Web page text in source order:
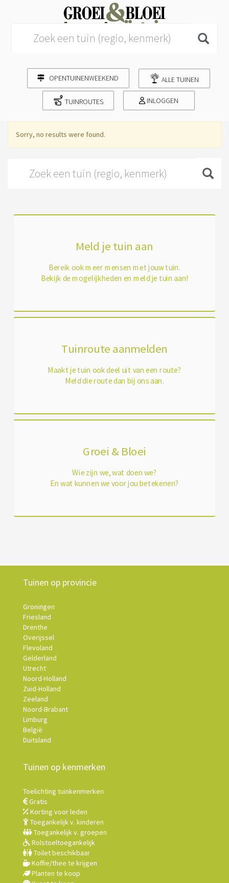
OPENTUINENWEEKEND ALLE TUINEN
TUINROUTES INLOGGEN
Sorry, no results were found.
Meld je tuin aan
Bereik ook meer mensen met jouw tuin.
Bekijk de mogelijkheden en meld je tuin aan!
Tuinroute aanmelden
Maakt je tuin ook deel uit van een route?
Meld die route dan bij ons aan.
Groei & Bloei
Wie zijn we, wat doen we?
En wat kunnen we voor jou betekenen?
Tuinen op provincie
Groningen
Friesland
Drenthe
Overijssel
Flevoland
Gelderland
Utrecht
Noord-Holland
Zuid-Holland
Zeeland
Noord-Brabant
Limburg
België
Duitsland
Tuinen op kenmerken
Toelichting tuinkenmerken
Gratis
Korting voor leden
Toegankelijk v. kinderen
Toegankelijk v. groepen
Rolstoeltoegankelijk
Toilet beschikbaar
Koffie/thee te krijgen
Planten te koop